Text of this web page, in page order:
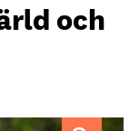
och